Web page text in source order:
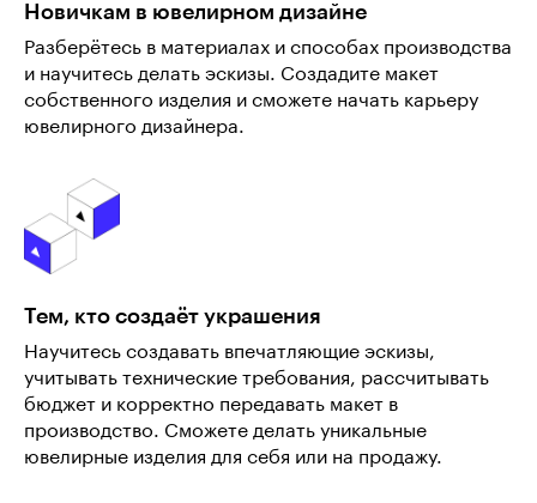
Новичкам в ювелирном дизайне
Разберётесь в материалах и способах производства
и научитесь делать эскизы. Создадите макет
собственного изделия и сможете начать карьеру
ювелирного дизайнера.
Тем, кто создаёт украшения
Научитесь создавать впечатляющие эскизы,
учитывать технические требования, рассчитывать
бюджет и корректно передавать макет в
производство. Сможете делать уникальные
ювелирные изделия для себя или на продажу.